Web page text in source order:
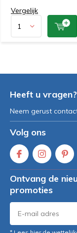
Vergelijk
Heeft u vragen?
Neem gerust
Volg ons
Ontvang de
promoties